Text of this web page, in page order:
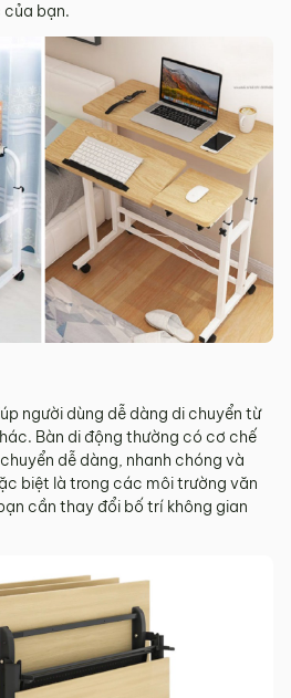
của bạn.
người dùng dễ dàng di chuyển từ
Bàn di động thường có cơ chế
dễ dàng, nhanh chóng và
biệt là trong các môi trường văn
cần thay đổi bố trí không gian